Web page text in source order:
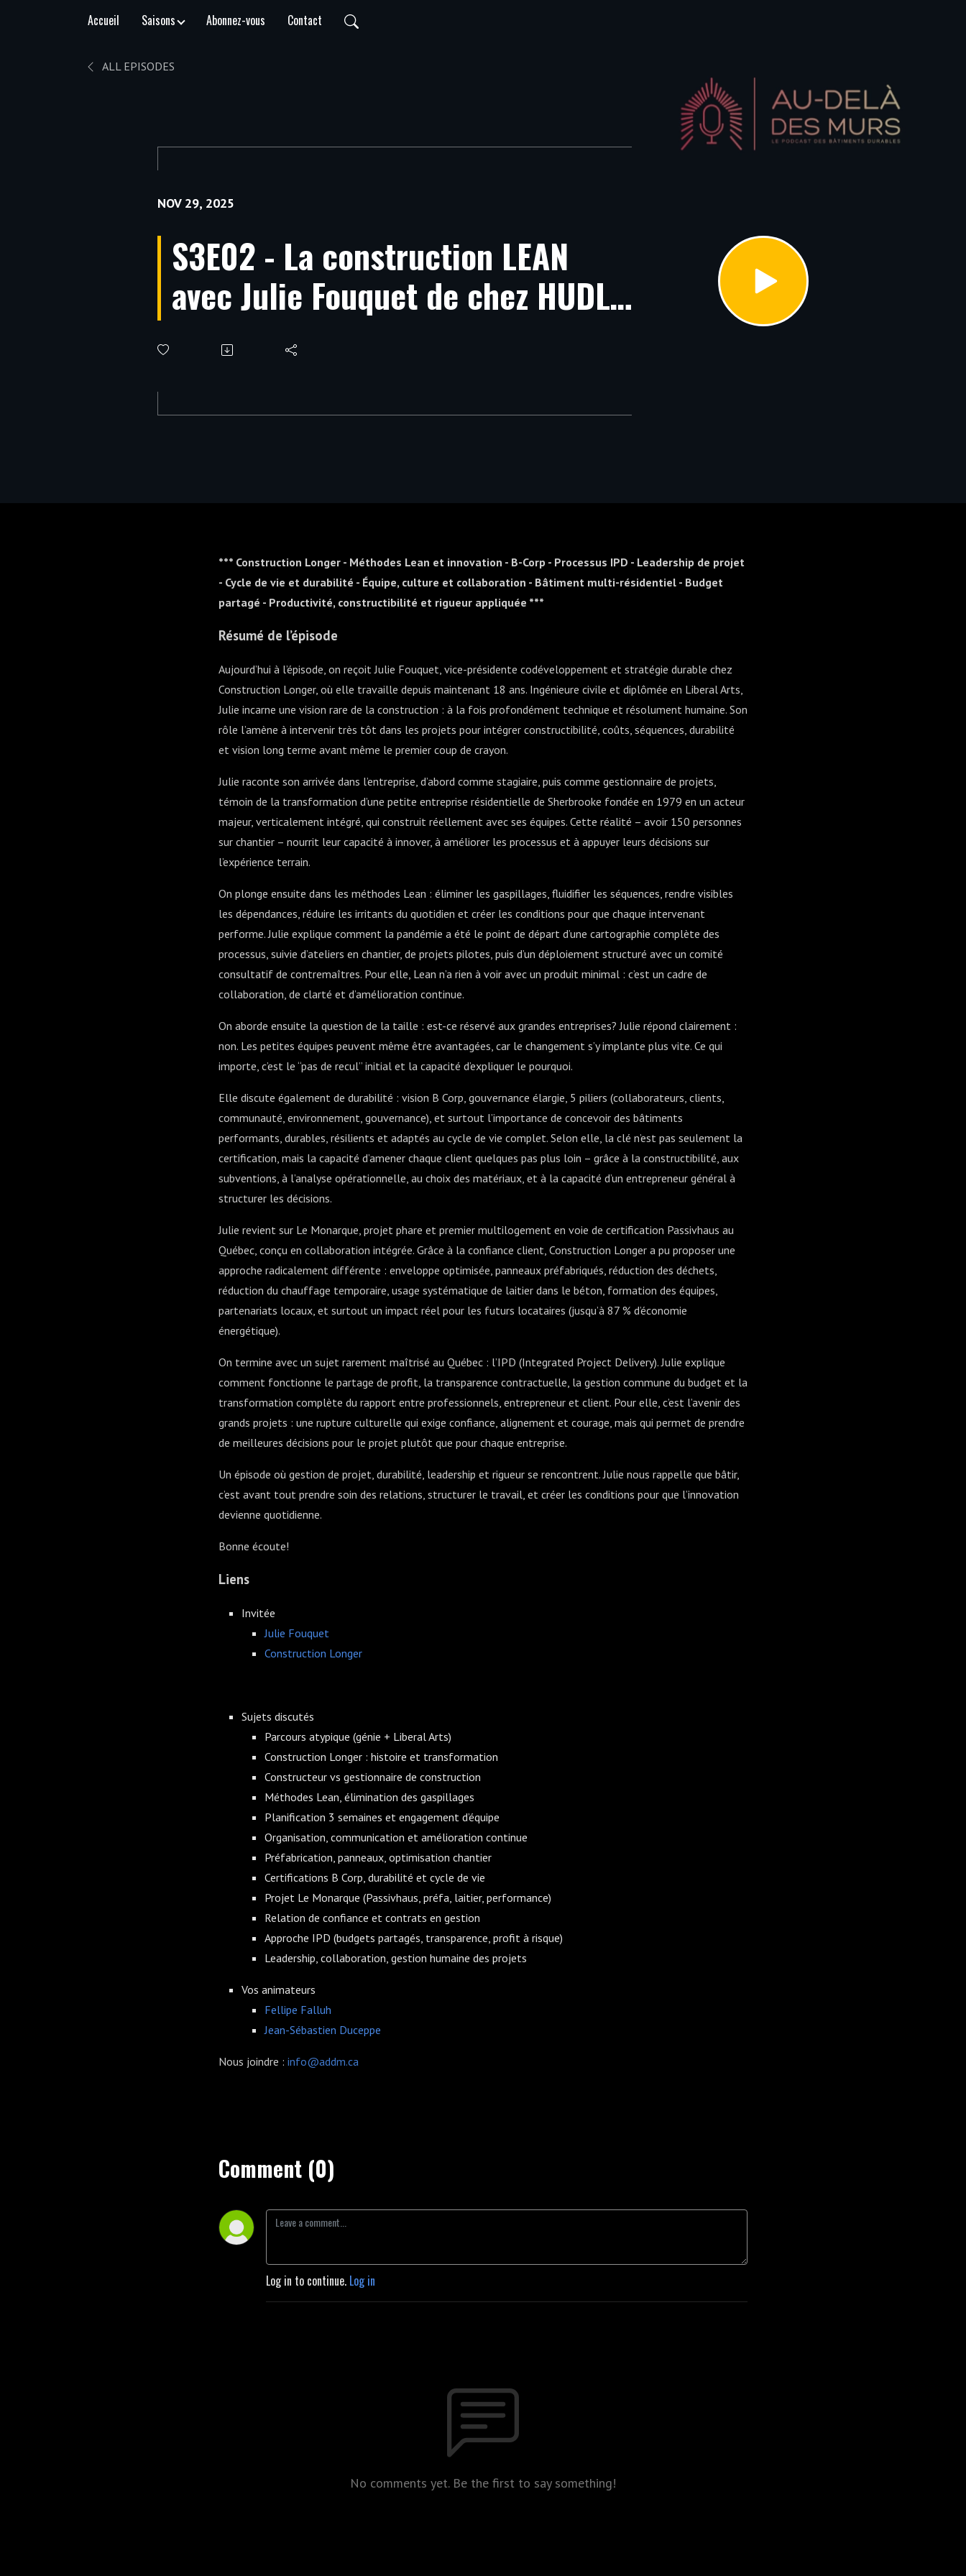
Accueil Saisons Abonnez-vous Contact
ALL EPISODES
NOV 29, 2025
S3E02 - La construction LEAN
avec Julie Fouquet de chez HUDL
(Construction Longer)
*** Construction Longer - Méthodes Lean et innovation - B-Corp - Processus IPD - Leadership de projet
- Cycle de vie et durabilité - Équipe, culture et collaboration - Bâtiment multi-résidentiel - Budget
partagé - Productivité, constructibilité et rigueur appliquée ***
Résumé de l’épisode
Aujourd’hui à l’épisode, on reçoit Julie Fouquet, vice-présidente codéveloppement et stratégie durable chez
Construction Longer, où elle travaille depuis maintenant 18 ans. Ingénieure civile et diplômée en Liberal Arts,
Julie incarne une vision rare de la construction : à la fois profondément technique et résolument humaine. Son
rôle l’amène à intervenir très tôt dans les projets pour intégrer constructibilité, coûts, séquences, durabilité
et vision long terme avant même le premier coup de crayon.
Julie raconte son arrivée dans l’entreprise, d’abord comme stagiaire, puis comme gestionnaire de projets,
témoin de la transformation d’une petite entreprise résidentielle de Sherbrooke fondée en 1979 en un acteur
majeur, verticalement intégré, qui construit réellement avec ses équipes. Cette réalité – avoir 150 personnes
sur chantier – nourrit leur capacité à innover, à améliorer les processus et à appuyer leurs décisions sur
l’expérience terrain.
On plonge ensuite dans les méthodes Lean : éliminer les gaspillages, fluidifier les séquences, rendre visibles
les dépendances, réduire les irritants du quotidien et créer les conditions pour que chaque intervenant
performe. Julie explique comment la pandémie a été le point de départ d’une cartographie complète des
processus, suivie d’ateliers en chantier, de projets pilotes, puis d’un déploiement structuré avec un comité
consultatif de contremaîtres. Pour elle, Lean n’a rien à voir avec un produit minimal : c’est un cadre de
collaboration, de clarté et d’amélioration continue.
On aborde ensuite la question de la taille : est-ce réservé aux grandes entreprises? Julie répond clairement :
non. Les petites équipes peuvent même être avantagées, car le changement s’y implante plus vite. Ce qui
importe, c’est le “pas de recul” initial et la capacité d’expliquer le pourquoi.
Elle discute également de durabilité : vision B Corp, gouvernance élargie, 5 piliers (collaborateurs, clients,
communauté, environnement, gouvernance), et surtout l’importance de concevoir des bâtiments
performants, durables, résilients et adaptés au cycle de vie complet. Selon elle, la clé n’est pas seulement la
certification, mais la capacité d’amener chaque client quelques pas plus loin – grâce à la constructibilité, aux
subventions, à l’analyse opérationnelle, au choix des matériaux, et à la capacité d’un entrepreneur général à
structurer les décisions.
Julie revient sur Le Monarque, projet phare et premier multilogement en voie de certification Passivhaus au
Québec, conçu en collaboration intégrée. Grâce à la confiance client, Construction Longer a pu proposer une
approche radicalement différente : enveloppe optimisée, panneaux préfabriqués, réduction des déchets,
réduction du chauffage temporaire, usage systématique de laitier dans le béton, formation des équipes,
partenariats locaux, et surtout un impact réel pour les futurs locataires (jusqu’à 87 % d’économie
énergétique).
On termine avec un sujet rarement maîtrisé au Québec : l’IPD (Integrated Project Delivery). Julie explique
comment fonctionne le partage de profit, la transparence contractuelle, la gestion commune du budget et la
transformation complète du rapport entre professionnels, entrepreneur et client. Pour elle, c’est l’avenir des
grands projets : une rupture culturelle qui exige confiance, alignement et courage, mais qui permet de prendre
de meilleures décisions pour le projet plutôt que pour chaque entreprise.
Un épisode où gestion de projet, durabilité, leadership et rigueur se rencontrent. Julie nous rappelle que bâtir,
c’est avant tout prendre soin des relations, structurer le travail, et créer les conditions pour que l’innovation
devienne quotidienne.
Bonne écoute!
Liens
Invitée
Julie Fouquet
Construction Longer
Sujets discutés
Parcours atypique (génie + Liberal Arts)
Construction Longer : histoire et transformation
Constructeur vs gestionnaire de construction
Méthodes Lean, élimination des gaspillages
Planification 3 semaines et engagement d’équipe
Organisation, communication et amélioration continue
Préfabrication, panneaux, optimisation chantier
Certifications B Corp, durabilité et cycle de vie
Projet Le Monarque (Passivhaus, préfa, laitier, performance)
Relation de confiance et contrats en gestion
Approche IPD (budgets partagés, transparence, profit à risque)
Leadership, collaboration, gestion humaine des projets
Vos animateurs
Fellipe Falluh
Jean-Sébastien Duceppe
Nous joindre : info@addm.ca
Comment (0)
Log in to continue. Log in
No comments yet. Be the first to say something!